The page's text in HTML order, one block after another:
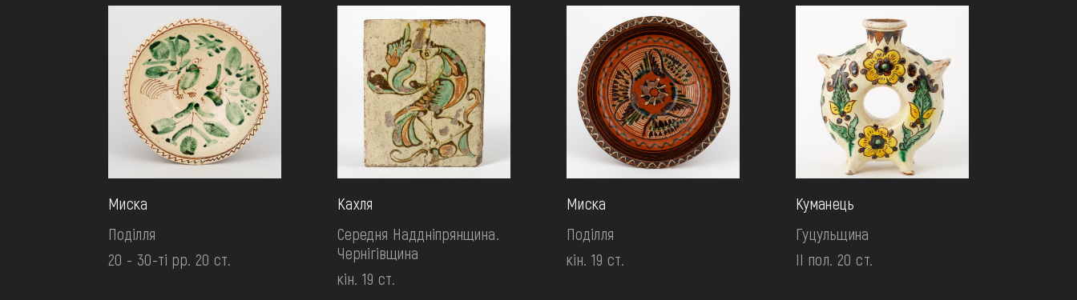
Миска
Поділля
20 - 30-ті рр. 20 ст.
Кахля
Середня Наддніпрянщина.
Чернігівщина
кін. 19 ст.
Миска
Поділля
кін. 19 ст.
Куманець
Гуцульщина
II пол. 20 ст.